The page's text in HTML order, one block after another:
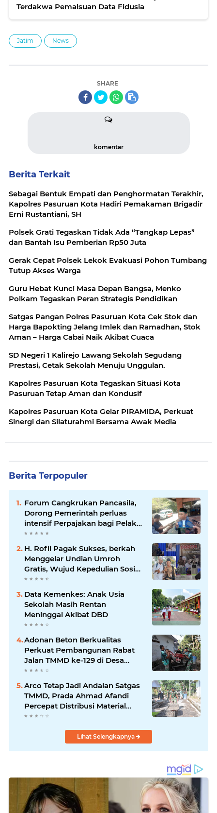
Terdakwa Pemalsuan Data Fidusia
Jatim News
SHARE
komentar
Berita Terkait
Sebagai Bentuk Empati dan Penghormatan Terakhir,
Kapolres Pasuruan Kota Hadiri Pemakaman Brigadir
Erni Rustantiani, SH
Polsek Grati Tegaskan Tidak Ada “Tangkap Lepas”
dan Bantah Isu Pemberian Rp50 Juta
Gerak Cepat Polsek Lekok Evakuasi Pohon Tumbang
Tutup Akses Warga
Guru Hebat Kunci Masa Depan Bangsa, Menko
Polkam Tegaskan Peran Strategis Pendidikan
Satgas Pangan Polres Pasuruan Kota Cek Stok dan
Harga Bapokting Jelang Imlek dan Ramadhan, Stok
Aman – Harga Cabai Naik Akibat Cuaca
SD Negeri 1 Kalirejo Lawang Sekolah Segudang
Prestasi, Cetak Sekolah Menuju Unggulan.
Kapolres Pasuruan Kota Tegaskan Situasi Kota
Pasuruan Tetap Aman dan Kondusif
Kapolres Pasuruan Kota Gelar PIRAMIDA, Perkuat
Sinergi dan Silaturahmi Bersama Awak Media
Berita Terpopuler
Forum Cangkrukan Pancasila,
Dorong Pemerintah perluas
intensif Perpajakan bagi Pelaku
Usaha UMKM.
H. Rofii Pagak Sukses, berkah
Menggelar Undian Umroh
Gratis, Wujud Kepedulian Sosial
berbagi.
Data Kemenkes: Anak Usia
Sekolah Masih Rentan
Meninggal Akibat DBD
Adonan Beton Berkualitas
Perkuat Pembangunan Rabat
Jalan TMMD ke-129 di Desa
Ledoktempuro
Arco Tetap Jadi Andalan Satgas
TMMD, Prada Ahmad Afandi
Percepat Distribusi Material
Pengecoran
Lihat Selengkapnya